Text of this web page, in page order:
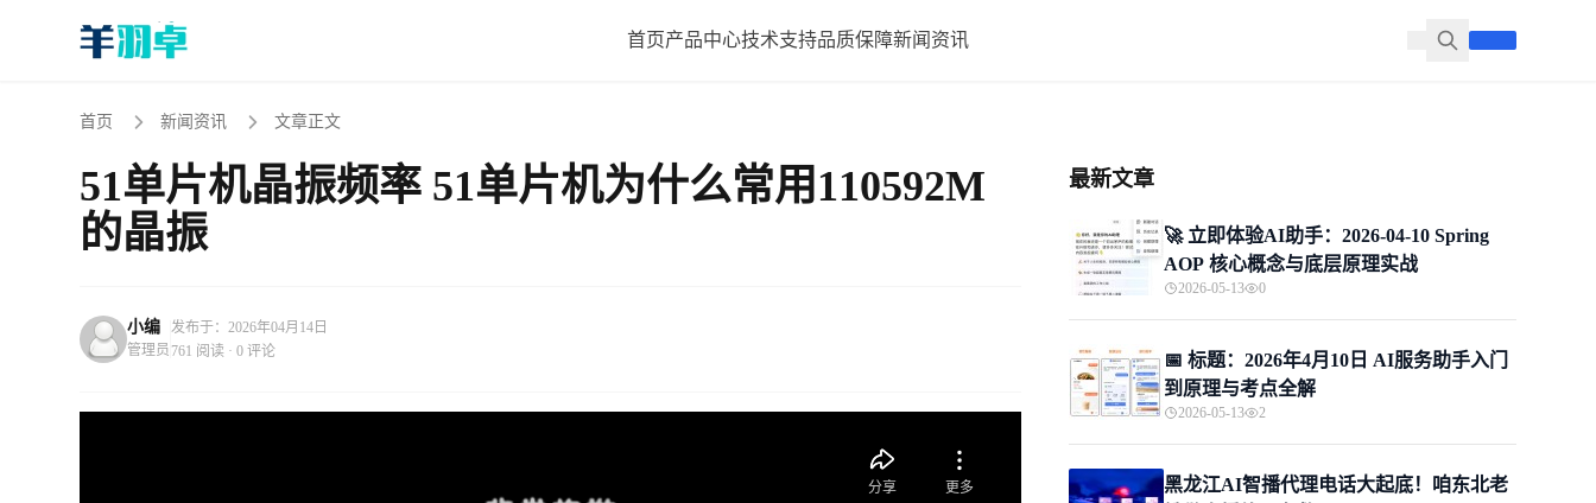
首页产品中心技术支持品质保障新闻资讯
首页 新闻资讯 文章正文
51单片机晶振频率 51单片机为什么常用110592M
的晶振
小编
管理员
发布于：2026年04月14日
761 阅读 · 0 评论
最新文章
🚀 立即体验AI助手：2026-04-10 Spring
AOP 核心概念与底层原理实战
2026-05-13 0
📅 标题：2026年4月10日 AI服务助手入门
到原理与考点全解
2026-05-13 2
黑龙江AI智播代理电话大起底！咱东北老